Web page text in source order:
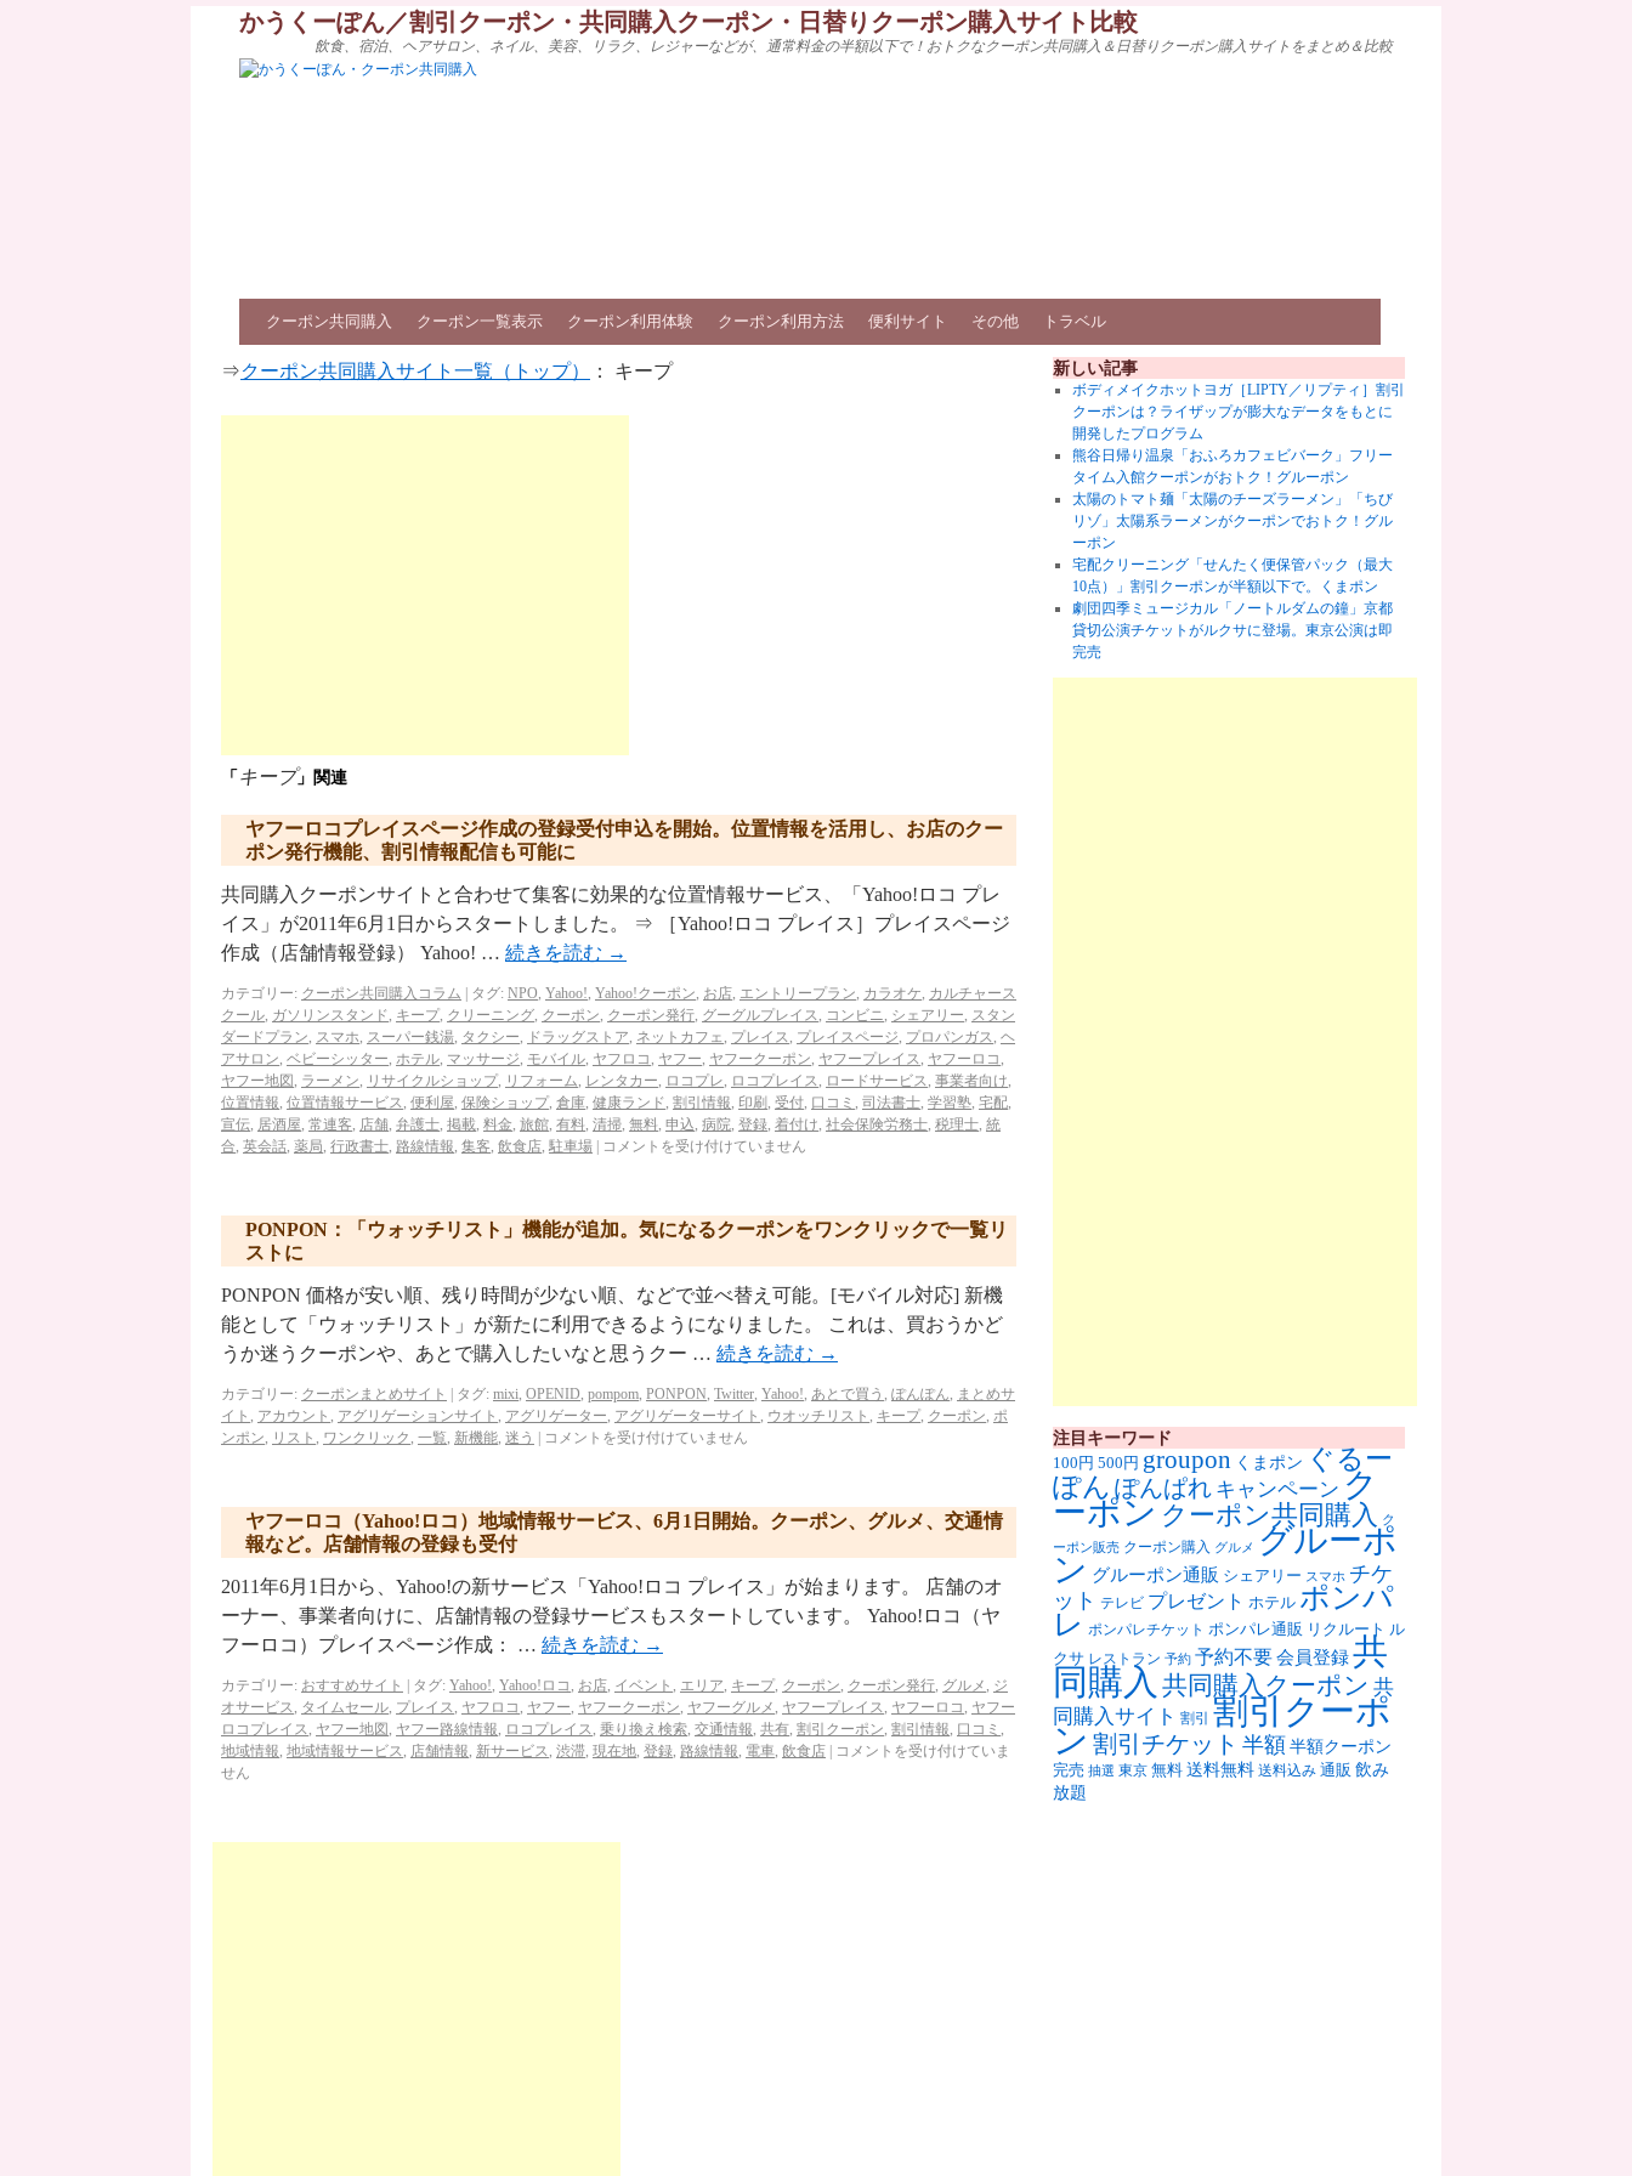
かうくーぽん／割引クーポン・共同購入クーポン・日替りクーポン購入サイト比較
飲食、宿泊、ヘアサロン、ネイル、美容、リラク、レジャーなどが、通常料金の半額以下で！おトクなクーポン共同購入＆日替りクーポン購入サイトをまとめ＆比較
クーポン共同購入 クーポン一覧表示 クーポン利用体験 クーポン利用方法 便利サイト その他 トラベル
⇒クーポン共同購入サイト一覧（トップ） ： キープ
「 キープ 」関連
ヤフーロコプレイスページ作成の登録受付申込を開始。位置情報を活用し、お店のクー
ポン発行機能、割引情報配信も可能に
共同購入クーポンサイトと合わせて集客に効果的な位置情報サービス、「Yahoo!ロコ プレ
イス」が2011年6月1日からスタートしました。 ⇒ ［Yahoo!ロコ プレイス］プレイスページ
作成（店舗情報登録） Yahoo! … 続きを読む →
カテゴリー: クーポン共同購入コラム タグ: NPO, Yahoo!, Yahoo!クーポン, お店, エントリープラン, カラオケ, カルチャース
クール, ガソリンスタンド, キープ, クリーニング, クーポン, クーポン発行, グーグルプレイス, コンビニ, シェアリー, スタン
ダードプラン, スマホ, スーパー銭湯, タクシー, ドラッグストア, ネットカフェ , プレイス, プレイスページ, プロパンガス, ヘ
アサロン, ベビーシッター, ホテル, マッサージ, モバイル, ヤフロコ , ヤフー, ヤフークーポン, ヤフープレイス, ヤフーロコ ,
ヤフー地図 , ラーメン, リサイクルショップ, リフォーム, レンタカー, ロコプレ, ロコプレイス, ロードサービス, 事業者向け,
位置情報, 位置情報サービス, 便利屋, 保険ショップ, 倉庫, 健康ランド, 割引情報, 印刷 , 受付, 口コミ , 司法書士, 学習塾, 宅配,
宣伝, 居酒屋, 常連客, 店舗, 弁護士, 掲載, 料金, 旅館, 有料, 清掃, 無料, 申込, 病院, 登録, 着付け, 社会保険労務士, 税理士, 統
合, 英会話, 薬局, 行政書士, 路線情報, 集客, 飲食店, 駐車場 コメントを受け付けていません
PONPON：「ウォッチリスト」機能が追加。気になるクーポンをワンクリックで一覧リ
ストに
PONPON 価格が安い順、残り時間が少ない順、などで並べ替え可能。[モバイル対応] 新機
能として「ウォッチリスト」が新たに利用できるようになりました。 これは、買おうかど
うか迷うクーポンや、あとで購入したいなと思うクー … 続きを読む →
カテゴリー: クーポンまとめサイト タグ: mixi, OPENID, pompom, PONPON, Twitter, Yahoo!, あとで買う , ぽんぽん, まとめサ
イト , アカウント , アグリゲーションサイト , アグリゲーター, アグリゲーターサイト , ウオッチリスト , キープ, クーポン, ポ
ンポン, リスト , ワンクリック , 一覧, 新機能, 迷う コメントを受け付けていません
ヤフーロコ（Yahoo!ロコ）地域情報サービス、6月1日開始。クーポン、グルメ、交通情
報など。店舗情報の登録も受付
2011年6月1日から、Yahoo!の新サービス「Yahoo!ロコ プレイス」が始まります。 店舗のオ
ーナー、事業者向けに、店舗情報の登録サービスもスタートしています。 Yahoo!ロコ（ヤ
フーロコ）プレイスページ作成： … 続きを読む →
カテゴリー: おすすめサイト タグ: Yahoo!, Yahoo!ロコ , お店, イベント , エリア, キープ, クーポン, クーポン発行, グルメ , ジ
オサービス, タイムセール, プレイス, ヤフロコ , ヤフー, ヤフークーポン, ヤフーグルメ , ヤフープレイス, ヤフーロコ , ヤフー
ロコプレイス, ヤフー地図 , ヤフー路線情報, ロコプレイス, 乗り換え検索, 交通情報, 共有, 割引クーポン, 割引情報, 口コミ ,
地域情報, 地域情報サービス, 店舗情報, 新サービス, 渋滞, 現在地, 登録, 路線情報, 電車, 飲食店
コメントを受け付けていま
せん
新しい記事
ボディメイクホットヨガ［LIPTY／リプティ］割引
クーポンは？ライザップが膨大なデータをもとに
開発したプログラム
熊谷日帰り温泉「おふろカフェビバーク」フリー
タイム入館クーポンがおトク！グルーポン
太陽のトマト麺「太陽のチーズラーメン」「ちび
リゾ」太陽系ラーメンがクーポンでおトク！グル
ーポン
宅配クリーニング「せんたく便保管パック（最大
10点）」割引クーポンが半額以下で。くまポン
劇団四季ミュージカル「ノートルダムの鐘」京都
貸切公演チケットがルクサに登場。東京公演は即
完売
注目キーワード
100円 500円 groupon くまポン ぐるー
ぽん ぽんぱれ キャンペーン ク
ーポン クーポン共同購入 ク
ーポン販売 クーポン購入 グルメ グルーポ
ン グルーポン通販 シェアリー スマホ チケ
ット テレビ プレゼント ホテル ポンパ
レ ポンパレチケット ポンパレ通販 リクルート ル
クサ レストラン 予約 予約不要会員登録共
同購入 共同購入クーポン 共
同購入サイト 割引 割引クーポ
ン 割引チケット 半額 半額クーポン
完売 抽選 東京 無料 送料無料 送料込み 通販 飲み
放題